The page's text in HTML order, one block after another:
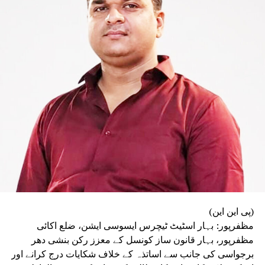
فائرنگ کا حکم دینے والے سینئر پولیس افسران کے
خلاف اب تک کوئی ٹھوس کارروائی کیوں نہیں کی گئی؟
طلبہ تحریک کے دوران پولیس کی مبینہ بربریت اور
کارروائی کی عدالتی نگرانی میں جانچ کرائی
جائے، وغیرہ مطالبات شامل ہیں۔
قائدِ حزبِ اختلاف تیجسوی یادو نے ڈائریکٹر جنرل آف پولیس
(ڈی جی پی) سے شکایت کرتے ہوئے کہا کہ بہار میں امن و
قانون کی صورتحال انتہائی ابتر ہو چکی ہے اور پولیس
انتظامیہ من مانی پر اتر آیا ہے۔ انہوں نے مطالبہ کیا کہ پولیس
کی من مانی پر روک لگائی جائے اور مستقبل میں اس طرح کے
واقعات کی دوبارہ تکرار روکنے کے لیے ضروری ہدایات جاری
کی جائیں۔
واضح رہے کہ گزشتہ ماہ طلبہ تحریک کے دوران بہار بھر میں
شدید احتجاجی مظاہرے ہوئے تھے۔ اس دوران احتجاج کرنے والے
طلبہ و طالبات اور پولیس اہلکاروں کے درمیان متعدد مقامات
پر جھڑپیں ہوئیں۔ کئی شہروں میں پتھراؤ اور لاٹھی چارج کے
واقعات میں مظاہرین طلبہ زخمی ہوئے تھے۔
سیوان میں طلبہ تحریک نے پُرتشدد رخ اختیار کر لیا تھا۔
(پی این این)
مظفرپور: بہار اسٹیٹ ٹیچرس ایسوسی ایشن، ضلع اکائی
مظفرپور، بہار قانون ساز کونسل کے معزز رکن بنشی دھر
برجواسی کی جانب سے اساتذہ کے خلاف شکایات درج کرانے اور